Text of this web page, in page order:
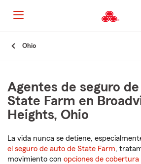
al
contenido
principal
Ohio
Agentes de seguro
State Farm en
Heights, Ohio
La vida nunca se detiene,
el seguro de auto de State Farm,
movimiento con opciones de cobertura